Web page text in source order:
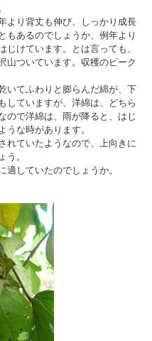
より背丈も伸び、しっかり成長
もあるのでしょうか、例年より
じけています。とは言っても、
山ついています。収穫のピーク
いてふわりと膨らんだ綿が、下
していますが、洋綿は、どちら
ので洋綿は、雨が降ると、はじ
うな時があります。
れていたようなので、上向きに
う。
していたのでしょうか。